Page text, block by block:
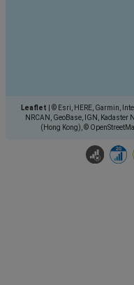
Leaflet
© Esri, HERE, Garmin,
NRCAN, GeoBase, IGN, Kadaster
(Hong Kong), ©